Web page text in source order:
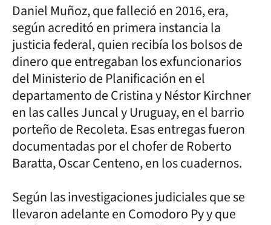
Daniel Muñoz, que falleció en 2016, era,
según acreditó en primera instancia la
justicia federal, quien recibía los bolsos de
dinero que entregaban los exfuncionarios
del Ministerio de Planificación en el
departamento de Cristina y Néstor Kirchner
en las calles Juncal y Uruguay, en el barrio
porteño de Recoleta. Esas entregas fueron
documentadas por el chofer de Roberto
Baratta, Oscar Centeno, en los cuadernos.
Según las investigaciones judiciales que se
llevaron adelante en Comodoro Py y que